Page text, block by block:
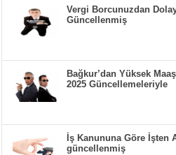
Vergi Borcunuzdan
Güncellenmiş
Bağkur’dan Yüksek
2025 Güncellemeleriyle
İş Kanununa Göre İşten
güncellenmiş